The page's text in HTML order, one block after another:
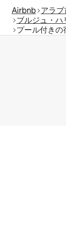
Airbnb アラ
ブルジュ・ハ
プール付きの